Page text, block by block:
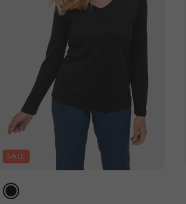
SALE